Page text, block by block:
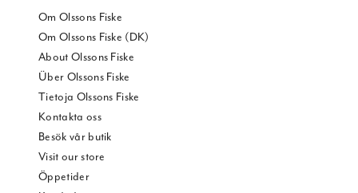
Om Olssons Fiske
Om Olssons Fiske (DK)
About Olssons Fiske
Über Olssons Fiske
Tietoja Olssons Fiske
Kontakta oss
Besök vår butik
Visit our store
Öppetider